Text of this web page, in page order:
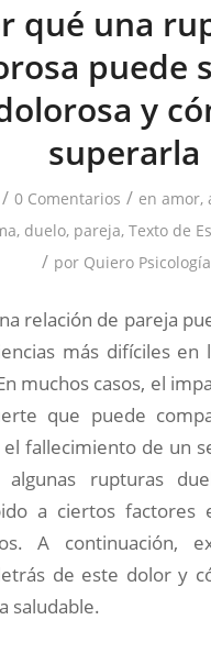
qué una
puede
y
superarla
/ 0 Comentarios / enamor,
, duelo, pareja,Texto de
/ por Quiero Psicología
relación de pareja
más difíciles en
muchos casos, el
que puede
fallecimiento de un
algunas rupturas
a ciertos factores
A continuación,
de este dolor y
saludable.